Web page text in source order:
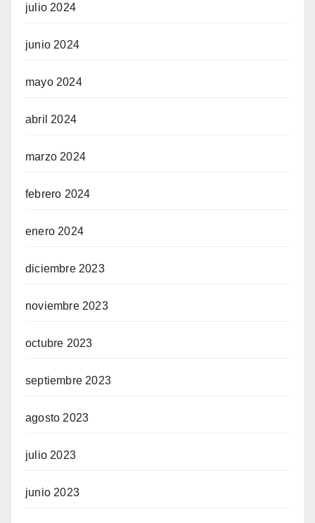
julio 2024
junio 2024
mayo 2024
abril 2024
marzo 2024
febrero 2024
enero 2024
diciembre 2023
noviembre 2023
octubre 2023
septiembre 2023
agosto 2023
julio 2023
junio 2023